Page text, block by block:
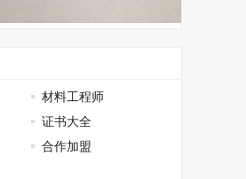
材料工程师
证书大全
合作加盟